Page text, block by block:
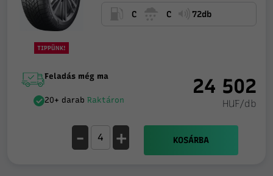
TIPPÜNK!
C C 72db
Feladás még ma
20+ darabRaktáron
24 502
HUF/db
- + KOSÁRBA